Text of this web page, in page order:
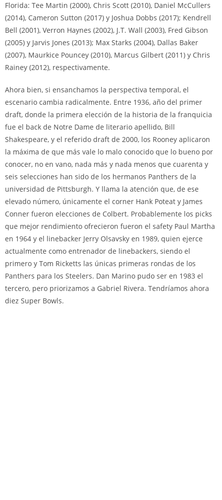
Florida: Tee Martin (2000), Chris Scott (2010), Daniel McCullers
(2014), Cameron Sutton (2017) y Joshua Dobbs (2017); Kendrell
Bell (2001), Verron Haynes (2002), J.T. Wall (2003), Fred Gibson
(2005) y Jarvis Jones (2013); Max Starks (2004), Dallas Baker
(2007), Maurkice Pouncey (2010), Marcus Gilbert (2011) y Chris
Rainey (2012), respectivamente.
Ahora bien, si ensanchamos la perspectiva temporal, el
escenario cambia radicalmente. Entre 1936, año del primer
draft, donde la primera elección de la historia de la franquicia
fue el back de Notre Dame de literario apellido, Bill
Shakespeare, y el referido draft de 2000, los Rooney aplicaron
la máxima de que más vale lo malo conocido que lo bueno por
conocer, no en vano, nada más y nada menos que cuarenta y
seis selecciones han sido de los hermanos Panthers de la
universidad de Pittsburgh. Y llama la atención que, de ese
elevado número, únicamente el corner Hank Poteat y James
Conner fueron elecciones de Colbert. Probablemente los picks
que mejor rendimiento ofrecieron fueron el safety Paul Martha
en 1964 y el linebacker Jerry Olsavsky en 1989, quien ejerce
actualmente como entrenador de linebackers, siendo el
primero y Tom Ricketts las únicas primeras rondas de los
Panthers para los Steelers. Dan Marino pudo ser en 1983 el
tercero, pero priorizamos a Gabriel Rivera. Tendríamos ahora
diez Super Bowls.